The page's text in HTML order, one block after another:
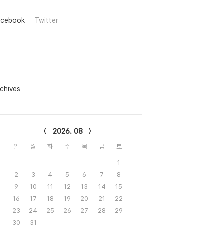
Twitter
2026. 08
일 월 화 수 목 금 토
1
2
3 4 5 6 7
8
9
10 11 12 13 14
15
16
17 18 19 20 21
22
23
24 25 26 27 28
29
30
31